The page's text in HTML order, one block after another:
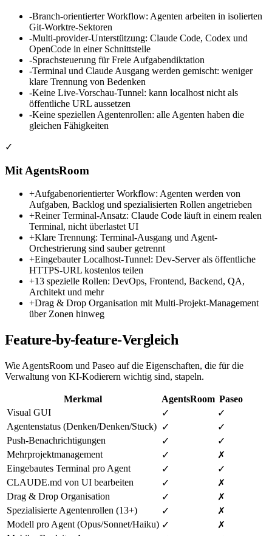
-Branch-orientierter Workflow: Agenten arbeiten in isolierten
Git-Worktre-Sektoren
-Multi-provider-Unterstützung: Claude Code, Codex und
OpenCode in einer Schnittstelle
-Sprachsteuerung für Freie Aufgabendiktation
-Terminal und Claude Ausgang werden gemischt: weniger
klare Trennung von Bedenken
-Keine Live-Vorschau-Tunnel: kann localhost nicht als
öffentliche URL aussetzen
-Keine speziellen Agentenrollen: alle Agenten haben die
gleichen Fähigkeiten
✓
Mit AgentsRoom
+Aufgabenorientierter Workflow: Agenten werden von
Aufgaben, Backlog und spezialisierten Rollen angetrieben
+Reiner Terminal-Ansatz: Claude Code läuft in einem realen
Terminal, nicht überlastet UI
+Klare Trennung: Terminal-Ausgang und Agent-
Orchestrierung sind sauber getrennt
+Eingebauter Localhost-Tunnel: Dev-Server als öffentliche
HTTPS-URL kostenlos teilen
+13 spezielle Rollen: DevOps, Frontend, Backend, QA,
Architekt und mehr
+Drag & Drop Organisation mit Multi-Projekt-Management
über Zonen hinweg
Feature-by-feature-Vergleich
Wie AgentsRoom und Paseo auf die Eigenschaften, die für die
Verwaltung von KI-Kodierern wichtig sind, stapeln.
Merkmal AgentsRoom Paseo
Visual GUI
✓
✓
Agentenstatus (Denken/Denken/Stuck) ✓
✓
Push-Benachrichtigungen
✓
✓
Mehrprojektmanagement
✓
✗
Eingebautes Terminal pro Agent
✓
✓
CLAUDE.md von UI bearbeiten
✓
✗
Drag & Drop Organisation
✓
✗
Spezialisierte Agentenrollen (13+)
✓
✗
Modell pro Agent (Opus/Sonnet/Haiku) ✓
✗